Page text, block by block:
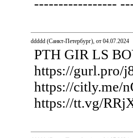
-----------------
ddddd (Санкт-Петербург), от 04.07.2024
PTH GIR LS
https://gurl.pro/
https://citly.me/
https://tt.vg/